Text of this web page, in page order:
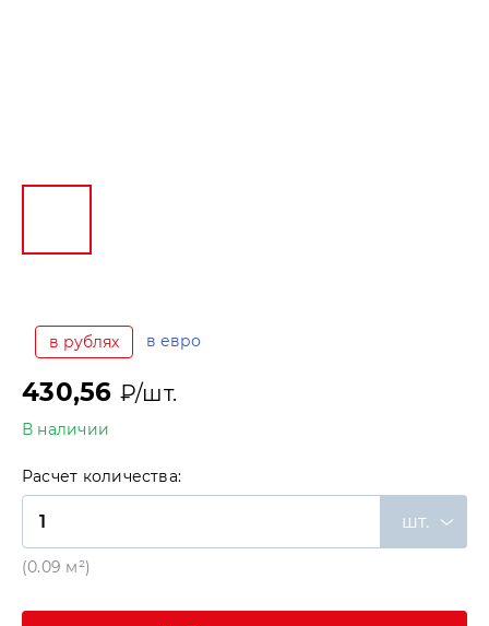
в рублях в евро
430,56 ₽/шт.
В наличии
Расчет количества:
шт.
(0.09 м²)